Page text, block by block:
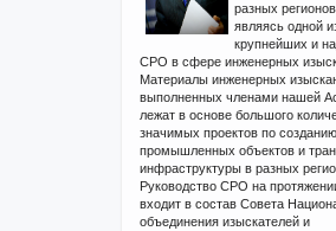
разных
являясь одной
крупнейших и
СРО в сфере инженерных
Материалы инженерных
выполненных членами нашей
лежат в основе большого
значимых проектов по
промышленных объектов и
инфраструктуры в разных
Руководство СРО на
входит в состав Совета
объединения изыскателей и